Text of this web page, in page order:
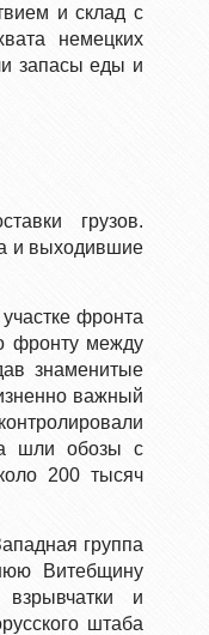
и склад с
немецких
запасы еды и
грузов.
и выходившие
фронта
фронту между
знаменитые
важный
шли обозы с
200 тысяч
группа
Витебщину
взрывчатки и
штаба